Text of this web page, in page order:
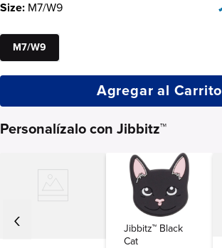
Size: M7/W9
M7/W9
Agregar al Carrito
Personalízalo con Jibbitz™
Jibbitz™ Black
Cat